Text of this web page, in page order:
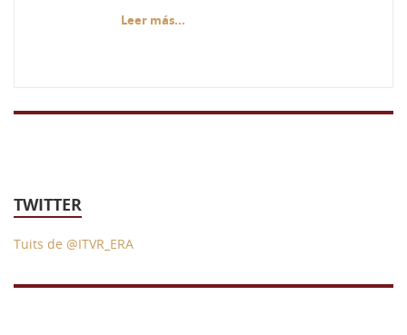
Leer más...
TWITTER
Tuits de @ITVR_ERA